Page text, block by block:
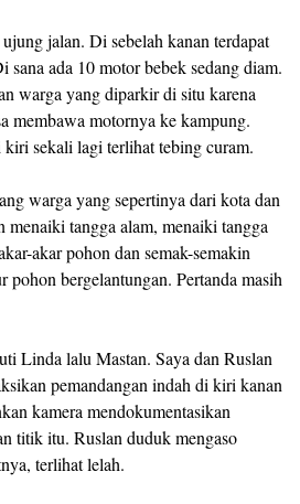
jalan. Di sebelah kanan terdapat
sana ada 10 motor bebek sedang diam.
warga yang diparkir di situ karena
membawa motornya ke kampung.
sekali lagi terlihat tebing curam.
warga yang sepertinya dari kota dan
menaiki tangga alam, menaiki tangga
akar pohon dan semak-semakin
pohon bergelantungan. Pertanda masih
Linda lalu Mastan. Saya dan Ruslan
pemandangan indah di kiri kanan
kamera mendokumentasikan
titik itu. Ruslan duduk mengaso
terlihat lelah.